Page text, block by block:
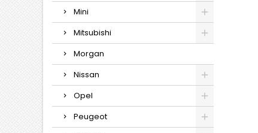
Mini
Mitsubishi
Morgan
Nissan
Opel
Peugeot